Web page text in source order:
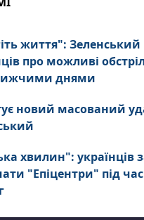
життя":
про можливі
днями
новий масований
хвилин": українців
"Епіцентри" під